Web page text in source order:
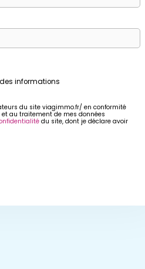
informations
du site viagimmo.fr/ en conformité
au traitement de mes données
du site, dont je déclare avoir